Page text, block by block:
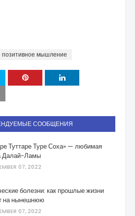
позитивное мышление
СООБЩЕНИЯ
Туттаре Туре Соха» — любимая
Далай-Ламы
07, 2022
болезни: как прошлые жизни
на нынешнюю
07, 2022